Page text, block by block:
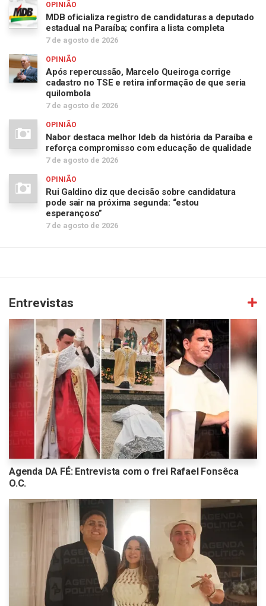
OPINIÃO
MDB oficializa registro de candidaturas a deputado
estadual na Paraíba; confira a lista completa
7 de agosto de 2026
OPINIÃO
Após repercussão, Marcelo Queiroga corrige
cadastro no TSE e retira informação de que seria
quilombola
7 de agosto de 2026
OPINIÃO
Nabor destaca melhor Ideb da história da Paraíba e
reforça compromisso com educação de qualidade
7 de agosto de 2026
OPINIÃO
Rui Galdino diz que decisão sobre candidatura
pode sair na próxima segunda: “estou
esperançoso”
7 de agosto de 2026
Entrevistas
Agenda DA FÉ: Entrevista com o frei Rafael Fonsêca
O.C.